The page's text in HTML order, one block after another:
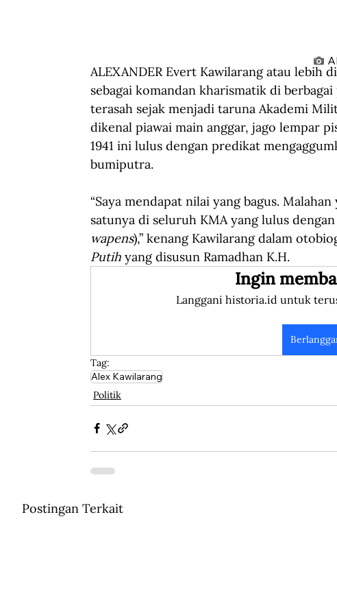
ALEXANDER Evert Kawilarang atau lebih
sebagai komandan kharismatik di
terasah sejak menjadi taruna Akademi
dikenal piawai main anggar, jago lempar
1941 ini lulus dengan predikat
bumiputra.
“Saya mendapat nilai yang bagus.
satunya di seluruh KMA yang lulus
wapens),” kenang Kawilarang dalam
Putih yang disusun Ramadhan K.H.
Ingin
Langgani historia.id untuk
Tag:
Alex Kawilarang
Politik
Postingan Terkait